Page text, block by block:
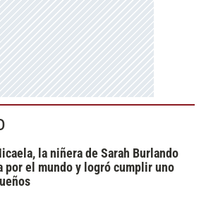
la niñera de Sarah Burlando
por el mundo y logró cumplir uno